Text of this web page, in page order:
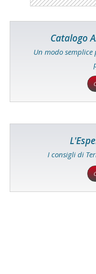
Catalogo
Un modo
I consigli di